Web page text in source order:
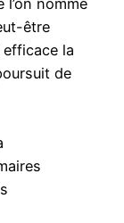
être
la
de